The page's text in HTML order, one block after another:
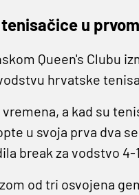
u
Queen's Clubu
hrvatske
a kad su
u svoja prva dva
break za vodstvo 4-
od tri osvojena